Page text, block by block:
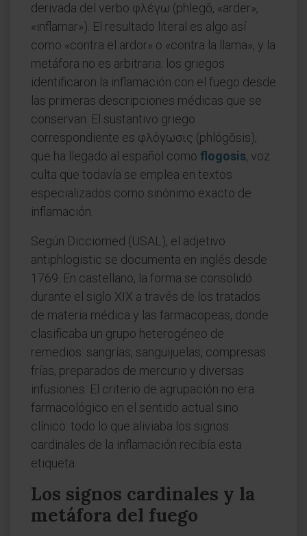
derivada del verbo φλέγω (phlegō, «arder»,
«inflamar»). El resultado literal es algo así
como «contra el ardor» o «contra la llama», y la
metáfora no es arbitraria: los griegos
identificaron la inflamación con el fuego desde
las primeras descripciones médicas que se
conservan. El sustantivo griego
correspondiente es φλόγωσις (phlógōsis),
que ha llegado al español como flogosis, voz
culta que todavía se emplea en textos
especializados como sinónimo exacto de
inflamación.
Según Dicciomed (USAL), el adjetivo
antiphlogistic se documenta en inglés desde
1769. En castellano, la forma se consolidó
durante el siglo XIX a través de los tratados
de materia médica y las farmacopeas, donde
clasificaba un grupo heterogéneo de
remedios: sangrías, sanguijuelas, compresas
frías, preparados de mercurio y diversas
infusiones. El criterio de agrupación no era
farmacológico en el sentido actual sino
clínico: todo lo que aliviaba los signos
cardinales de la inflamación recibía esta
etiqueta.
Los signos cardinales y la
metáfora del fuego